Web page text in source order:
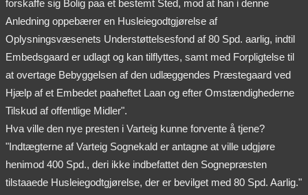
forskaffe sig Bolig paa et bestemt Sted, mod at han i denne
Anledning oppebærer en Husleiegodtgjørelse af
Oplysningsvæsenets Understøttelsesfond af 80 Spd. aarlig, indtil
Embedsgaard er udlagt og kan tilflyttes, samt med Forpligtelse til
at overtage Bebyggelsen af den udlæggendes Præstegaard ved
Hjælp af et Embedet paaheftet Laan og efter Omstændighederne
Tilskud af offentlige Midler".
Hva ville den nye presten i Varteig kunne forvente å tjene?
"Indtægterne af Varteig Sognekald er antagne at ville udgjøre
henimod 400 Spd., deri ikke indbefattet den Sognepræsten
tilstaaede Husleiegodtgjørelse, der er bevilget med 80 Spd. Aarlig."